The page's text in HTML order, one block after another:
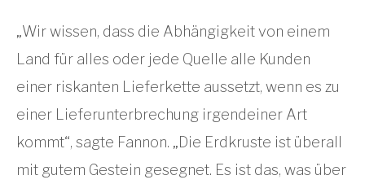
„Wir wissen, dass die Abhängigkeit von einem
Land für alles oder jede Quelle alle Kunden
einer riskanten Lieferkette aussetzt, wenn es zu
einer Lieferunterbrechung irgendeiner Art
kommt“, sagte Fannon. „Die Erdkruste ist überall
mit gutem Gestein gesegnet. Es ist das, was über